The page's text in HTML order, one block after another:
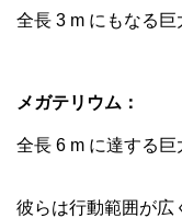
全長 3 m にもなる巨
メガテリウム：
全長 6 m に達する巨
彼らは行動範囲が広